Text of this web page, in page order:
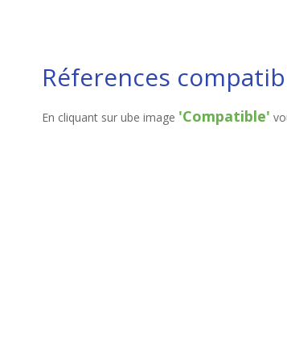
Réferences
En cliquant sur ube image 'Compatible'